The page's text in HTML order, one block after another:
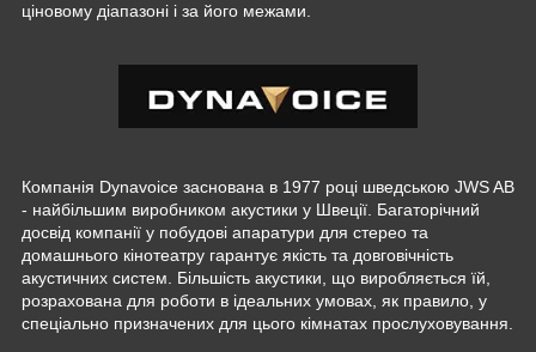
ціновому діапазоні і за його межами.
Компанія Dynavoice заснована в 1977 році шведською JWS AB
- найбільшим виробником акустики у Швеції. Багаторічний
досвід компанії у побудові апаратури для стерео та
домашнього кінотеатру гарантує якість та довговічність
акустичних систем. Більшість акустики, що виробляється їй,
розрахована для роботи в ідеальних умовах, як правило, у
спеціально призначених для цього кімнатах прослуховування.